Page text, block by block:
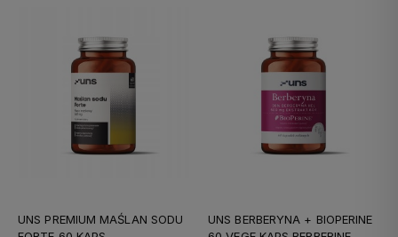
UNS PREMIUM MAŚLAN SODU
UNS BERBERYNA + BIOPERINE